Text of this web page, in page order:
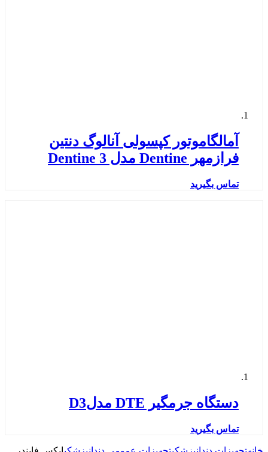
آمالگاموتور کپسولی آنالوگ دنتین
فرازمهر Dentine مدل Dentine 3
تماس بگیرید
دستگاه جرمگیر DTE مدلD3
تماس بگیرید